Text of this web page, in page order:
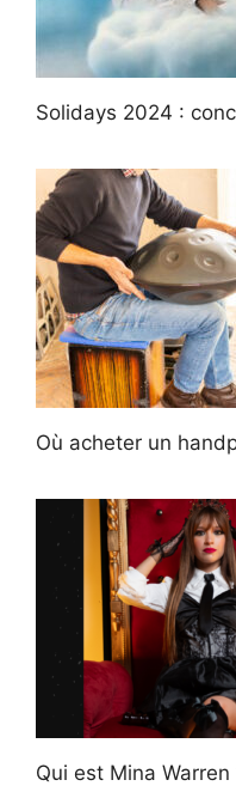
Solidays 2024 :
Où acheter un
Qui est Mina Warren